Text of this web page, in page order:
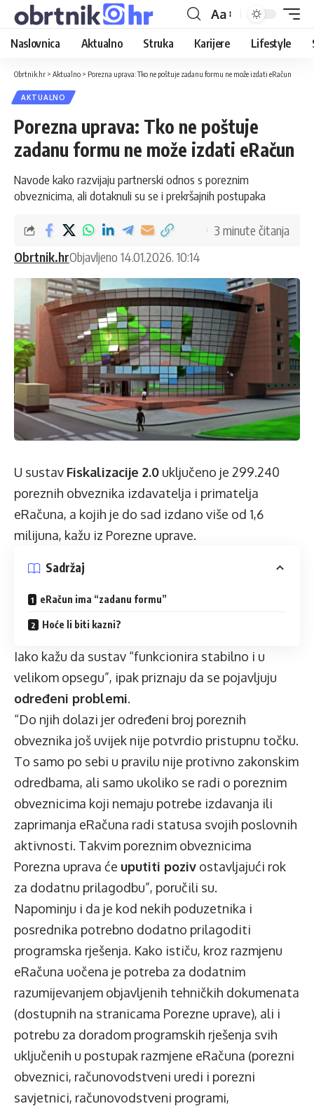
Aa
Naslovnica Aktualno Struka Karijere Lifestyle
Obrtnik.hr > Aktualno > Porezna uprava: Tko ne poštuje zadanu formu ne može izdati eRačun
AKTUALNO
Porezna uprava: Tko ne poštuje
zadanu formu ne može izdati eRačun
Navode kako razvijaju partnerski odnos s poreznim
obveznicima, ali dotaknuli su se i prekršajnih postupaka
Obrtnik.hrObjavljeno 14.01.2026. 10:14
3 minute čitanja
U sustav Fiskalizacije 2.0 uključeno je 299.240
poreznih obveznika izdavatelja i primatelja
eRačuna, a kojih je do sad izdano više od 1,6
milijuna, kažu iz Porezne uprave.
Sadržaj
eRačun ima “zadanu formu”
Hoće li biti kazni?
Iako kažu da sustav “funkcionira stabilno i u
velikom opsegu”, ipak priznaju da se pojavljuju
određeni problemi.
“Do njih dolazi jer određeni broj poreznih
obveznika još uvijek nije potvrdio pristupnu točku.
To samo po sebi u pravilu nije protivno zakonskim
odredbama, ali samo ukoliko se radi o poreznim
obveznicima koji nemaju potrebe izdavanja ili
zaprimanja eRačuna radi statusa svojih poslovnih
aktivnosti. Takvim poreznim obveznicima
Porezna uprava će uputiti poziv ostavljajući rok
za dodatnu prilagodbu”, poručili su.
Napominju i da je kod nekih poduzetnika i
posrednika potrebno dodatno prilagoditi
programska rješenja. Kako ističu, kroz razmjenu
eRačuna uočena je potreba za dodatnim
razumijevanjem objavljenih tehničkih dokumenata
(dostupnih na stranicama Porezne uprave), ali i
potrebu za doradom programskih rješenja svih
uključenih u postupak razmjene eRačuna (porezni
obveznici, računovodstveni uredi i porezni
savjetnici, računovodstveni programi,